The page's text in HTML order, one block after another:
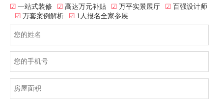
☑ 一站式装修 ☑ 高达万元补贴 ☑ 万平实景展厅 ☑ 百强设计师
☑ 万套案例解析 ☑ 1人报名全家参展